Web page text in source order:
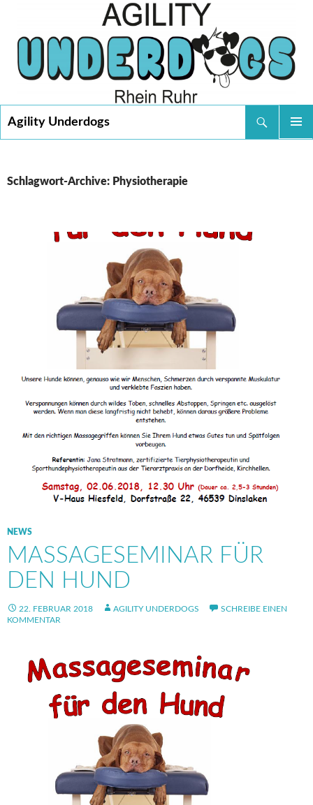
Agility Underdogs
Schlagwort-Archive: Physiotherapie
NEWS
MASSAGESEMINAR FÜR
DEN HUND
22. FEBRUAR 2018 AGILITY UNDERDOGS
SCHREIBE EINEN
KOMMENTAR